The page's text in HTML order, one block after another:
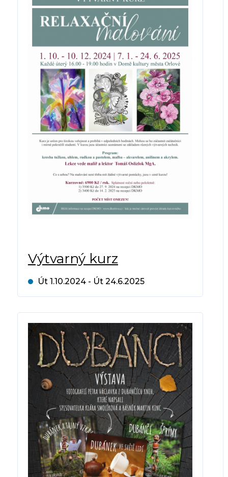
Výtvarný kurz
Út 1.10.2024 - Út 24.6.2025